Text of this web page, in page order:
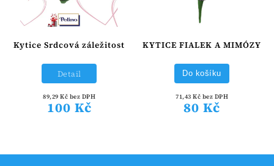
Kytice Srdcová záležitost
89,29 Kč bez DPH
100 Kč
Detail
KYTICE FIALEK A MIMÓZY
71,43 Kč bez DPH
80 Kč
Do košíku